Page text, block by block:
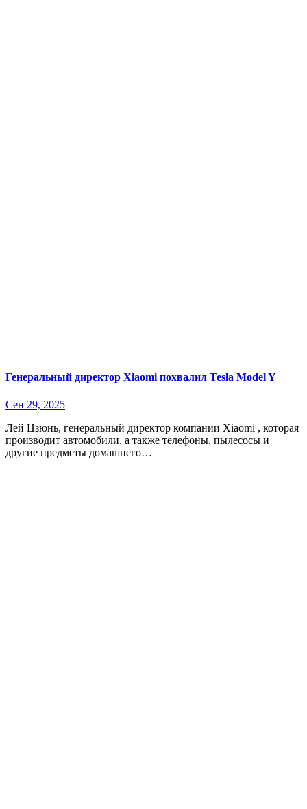
Генеральный директор Xiaomi похвалил Tesla Model Y
Сен 29, 2025
Лей Цзюнь, генеральный директор компании Xiaomi , которая
производит автомобили, а также телефоны, пылесосы и
другие предметы домашнего…